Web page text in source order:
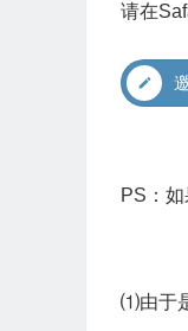
请在
PS：
⑴由于